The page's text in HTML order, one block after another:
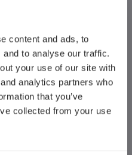
content and ads, to
to analyse our traffic.
your use of our site with
analytics partners who
that you’ve
collected from your use
クイック開放システムは、左
を可能にしつつ、素早く簡単
セス可能。